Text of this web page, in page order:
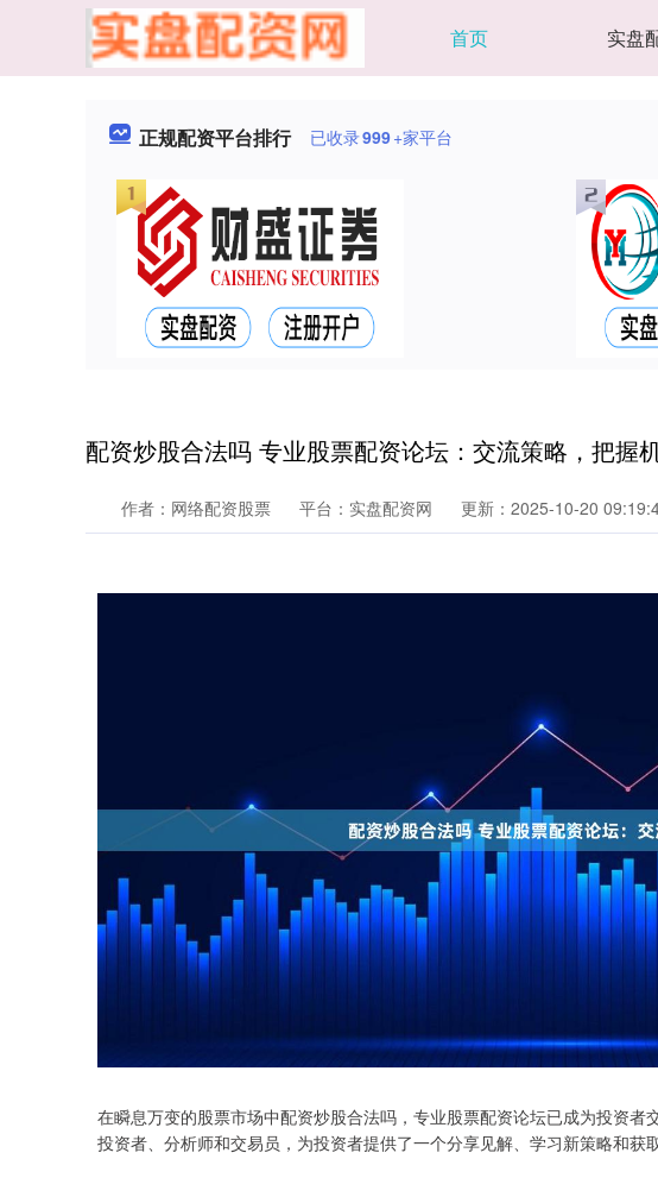
首页 实盘
正规配资平台排行 已收录999+家平台
配资炒股合法吗 专业股票配资论坛：交流策略，把握
作者：网络配资股票 平台：实盘配资网 更新：2025-10-20
在瞬息万变的股票市场中配资炒股合法吗，专业股票配资论坛已成为投资
投资者、分析师和交易员，为投资者提供了一个分享见解、学习新策略和获